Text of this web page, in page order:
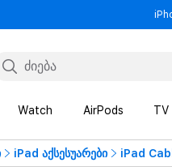
Watch AirPods TV
iPad აქსესუარები iPad